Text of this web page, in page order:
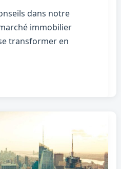
dans notre
immobilier
transformer en